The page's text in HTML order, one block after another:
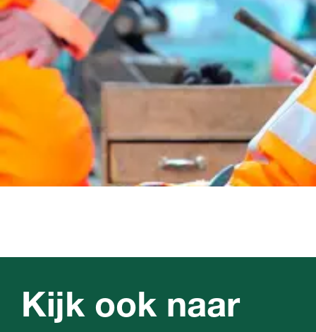
Kijk ook naar